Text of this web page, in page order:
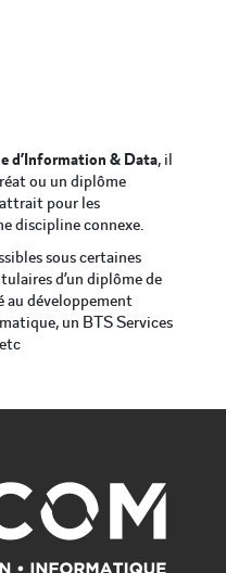
d’Information & Data, il
ou un diplôme
pour les
discipline connexe.
sous certaines
d’un diplôme de
au développement
un BTS Services